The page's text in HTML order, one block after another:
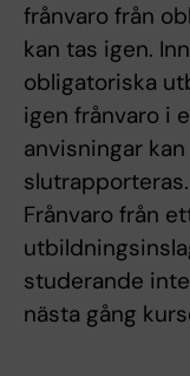
frånvaro från
kan tas igen.
obligatoriska
igen frånvaro i
anvisningar
slutrapporteras.
Frånvaro från
studerande
nästa gång